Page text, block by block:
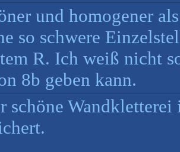
und homogener
so schwere
R. Ich weiß nicht
8b geben kann.
schöne